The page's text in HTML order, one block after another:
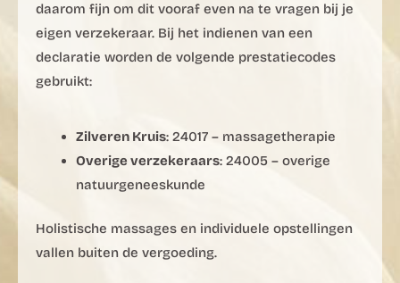
daarom fijn om dit vooraf even na te vragen bij je
eigen verzekeraar. Bij het indienen van een
declaratie worden de volgende prestatiecodes
gebruikt:
Zilveren Kruis: 24017 – massagetherapie
Overige verzekeraars: 24005 – overige
natuurgeneeskunde
Holistische massages en individuele opstellingen
vallen buiten de vergoeding.